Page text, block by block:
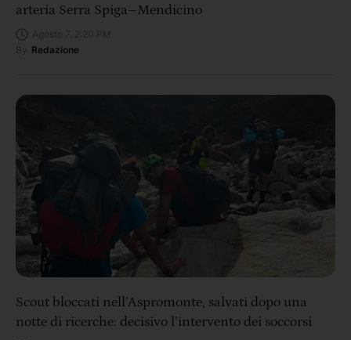
arteria Serra Spiga–Mendicino
Redazione
Scout bloccati nell’Aspromonte, salvati dopo una
notte di ricerche: decisivo l’intervento dei soccorsi